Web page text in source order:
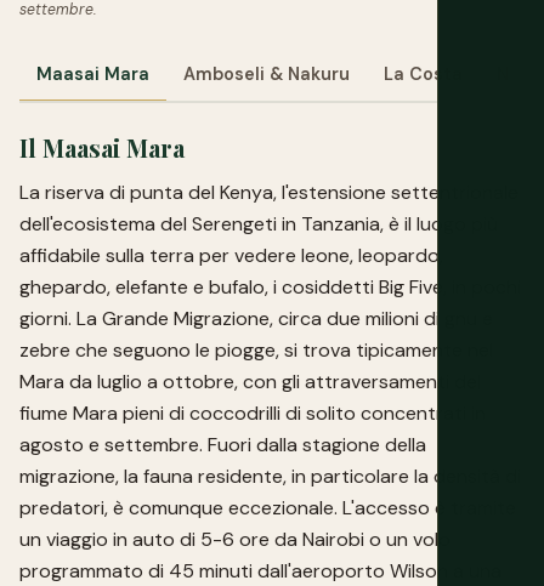
settembre.
Maasai Mara Amboseli & Nakuru La Costa
Il Maasai Mara
La riserva di punta del Kenya, l'estensione settentrionale
dell'ecosistema del Serengeti in Tanzania, è il luogo più
affidabile sulla terra per vedere leone, leopardo,
ghepardo, elefante e bufalo, i cosiddetti Big Five, in pochi
giorni. La Grande Migrazione, circa due milioni di gnu e
zebre che seguono le piogge, si trova tipicamente nel
Mara da luglio a ottobre, con gli attraversamenti del
fiume Mara pieni di coccodrilli di solito concentrati in
agosto e settembre. Fuori dalla stagione della
migrazione, la fauna residente, in particolare la densità di
predatori, è comunque eccezionale. L'accesso è tramite
un viaggio in auto di 5-6 ore da Nairobi o un volo
programmato di 45 minuti dall'aeroporto Wilson a una